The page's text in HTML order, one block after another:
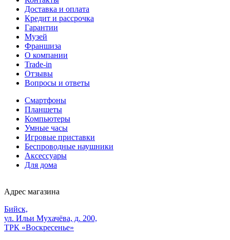
Доставка и оплата
Кредит и рассрочка
Гарантии
Музей
Франшиза
О компании
Trade-in
Отзывы
Вопросы и ответы
Смартфоны
Планшеты
Компьютеры
Умные часы
Игровые приставки
Беспроводные наушники
Аксессуары
Для дома
Адрес магазина
Бийск,
ул. Ильи Мухачёва, д. 200,
ТРК «Воскресенье»